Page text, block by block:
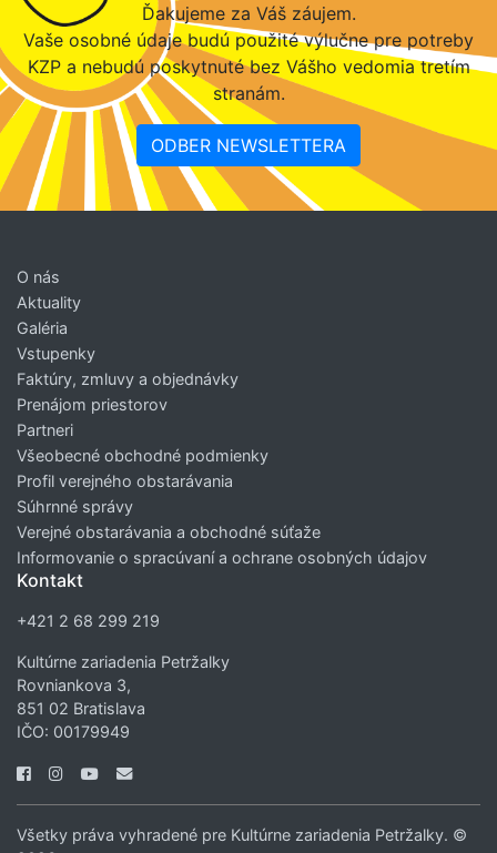
Ďakujeme za Váš záujem.
Vaše osobné údaje budú použité výlučne pre potreby
KZP a nebudú poskytnuté bez Vášho vedomia tretím
stranám.
ODBER NEWSLETTERA
O nás
Aktuality
Galéria
Vstupenky
Faktúry, zmluvy a objednávky
Prenájom priestorov
Partneri
Všeobecné obchodné podmienky
Profil verejného obstarávania
Súhrnné správy
Verejné obstarávania a obchodné súťaže
Informovanie o spracúvaní a ochrane osobných údajov
Kontakt
+421 2 68 299 219
Kultúrne zariadenia Petržalky
Rovniankova 3,
851 02 Bratislava
IČO: 00179949
Všetky práva vyhradené pre Kultúrne zariadenia Petržalky. ©